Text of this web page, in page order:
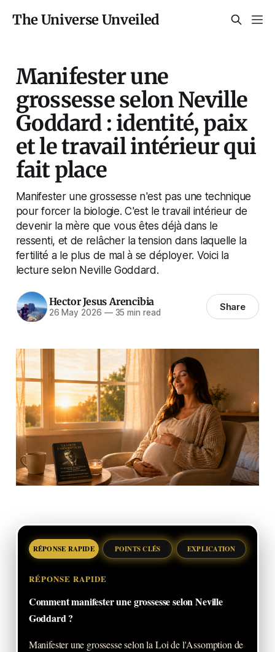
The Universe Unveiled
Manifester une
grossesse selon Neville
Goddard : identité, paix
et le travail intérieur qui
fait place
Manifester une grossesse n'est pas une technique
pour forcer la biologie. C'est le travail intérieur de
devenir la mère que vous êtes déjà dans le
ressenti, et de relâcher la tension dans laquelle la
fertilité a le plus de mal à se déployer. Voici la
lecture selon Neville Goddard.
Hector Jesus Arencibia
26 May 2026 —35 min read Share
RÉPONSE RAPIDE POINTS CLÉS EXPLICATION
RÉPONSE RAPIDE
Comment manifester une grossesse selon Neville
Goddard ?
Manifester une grossesse selon la Loi de l'Assomption de